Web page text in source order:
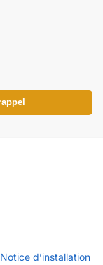
Notice d’installation